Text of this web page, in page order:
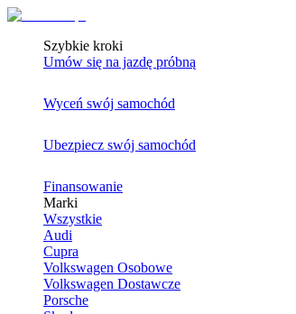
Szybkie kroki
Umów się na jazdę próbną
Wyceń swój samochód
Ubezpiecz swój samochód
Finansowanie
Marki
Wszystkie
Audi
Cupra
Volkswagen Osobowe
Volkswagen Dostawcze
Porsche